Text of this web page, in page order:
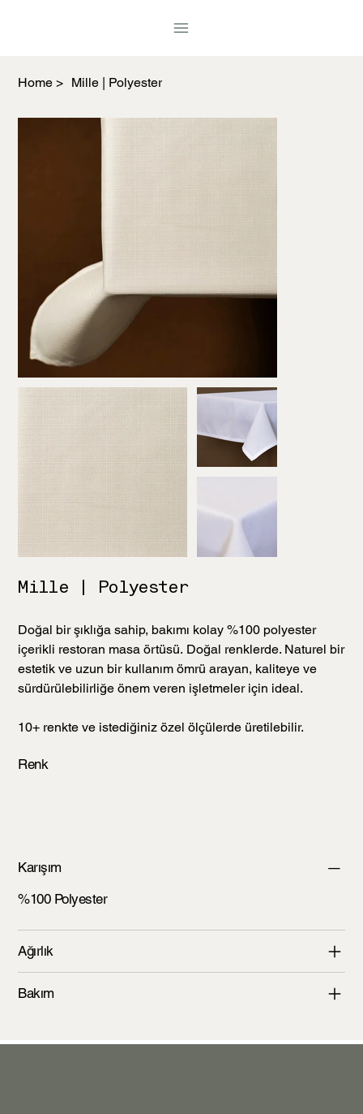
Home > Mille | Polyester
Mille | Polyester
Doğal bir şıklığa sahip, bakımı kolay %100 polyester
içerikli restoran masa örtüsü. Doğal renklerde. Naturel bir
estetik ve uzun bir kullanım ömrü arayan, kaliteye ve
sürdürülebilirliğe önem veren işletmeler için ideal.
10+ renkte ve istediğiniz özel ölçülerde üretilebilir.
Renk
Karışım
%100 Polyester
Ağırlık
Bakım